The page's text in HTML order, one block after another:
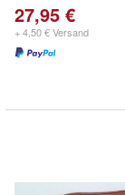
27,95 €
+ 4,50 € Versand